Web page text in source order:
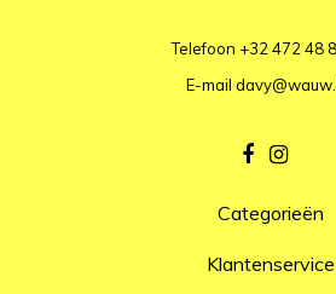
Telefoon +32 472 48
E-mail
Categorieën
Klantenservice